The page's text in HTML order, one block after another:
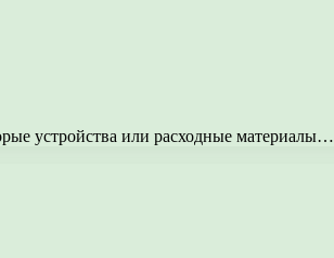
устройства или расходные материалы…